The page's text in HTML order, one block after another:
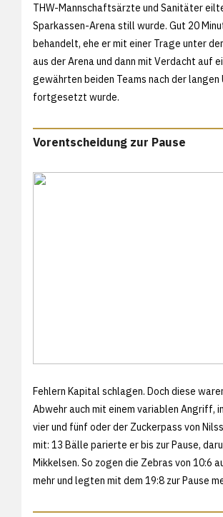
THW-Mannschaftsärzte und Sanitäter
Sparkassen-Arena still wurde. Gut 20
behandelt, ehe er mit einer Trage unter
aus der Arena und dann mit Verdacht auf
gewährten beiden Teams nach der
fortgesetzt wurde.
Vorentscheidung zur Pause
Fehlern Kapital schlagen. Doch diese
Abwehr auch mit einem variablen Angriff,
vier und fünf oder der Zuckerpass von
mit: 13 Bälle parierte er bis zur Pause,
Mikkelsen. So zogen die Zebras von 10:6
mehr und legten mit dem 19:8 zur Pause